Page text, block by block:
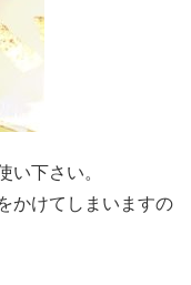
い下さい。
かけてしまいますの